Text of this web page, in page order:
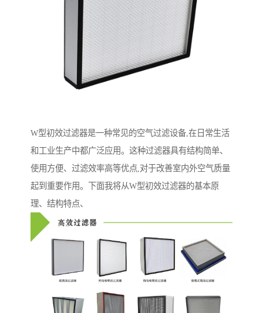
W型初效过滤器是一种常见的空气过滤设备,在日常生活
和工业生产中都广泛应用。这种过滤器具有结构简单、
使用方便、过滤效率高等优点,对于改善室内外空气质量
起到重要作用。下面我将从W型初效过滤器的基本原
理、结构特点、